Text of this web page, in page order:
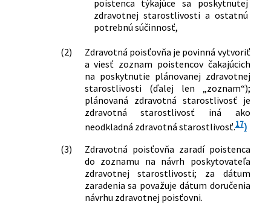
zubno-lekárskej pohotovostnej služby
a ambulantnej pohotovostnej služby,
týchto úhrad v znení neskorších
predpisov
Vyhláška Ministerstva zdravotníctva
Slovenskej republiky o rozdelení
výdavkov verejného zdravotného
poistenia podľa jednotlivých typov
zdravotnej starostlivosti na rok 2026
menia a dopĺňajú niektoré zákony
Zákon o niektorých opatreniach na
využívaním informačných systémov
verejnej správy a o zmene a doplnení
niektorých zákonov (zákon proti
byrokracii)
192/2018 Z. z.
Zákon, ktorým sa mení a dopĺňa zákon
č. 578/2004 Z. z. o poskytovateľoch
zdravotnej starostlivosti,
zdravotníckych pracovníkoch,
stavovských organizáciách v
zdravotníctve a o zmene a doplnení
niektorých zákonov v znení neskorších
predpisov a ktorým sa menia niektoré
poistenca týkajúce sa poskytnutej
zdravotnej starostlivosti a ostatnú
potrebnú súčinnosť,
(2)
Zdravotná poisťovňa je povinná vytvoriť
a viesť zoznam poistencov čakajúcich
na poskytnutie plánovanej zdravotnej
starostlivosti (ďalej len „zoznam“);
plánovaná zdravotná starostlivosť je
zdravotná starostlivosť iná ako
neodkladná zdravotná starostlivosť.17)
(3)
Zdravotná poisťovňa zaradí poistenca
do zoznamu na návrh poskytovateľa
zdravotnej starostlivosti; za dátum
zaradenia sa považuje dátum doručenia
návrhu zdravotnej poisťovni.